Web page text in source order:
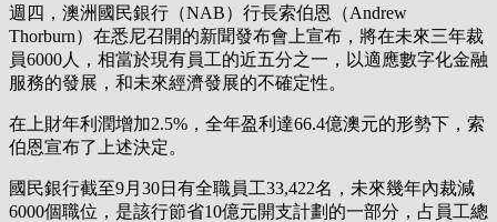
週四，澳洲國民銀行（NAB）行長索伯恩（Andrew
Thorburn）在悉尼召開的新聞發布會上宣布，將在未來三年裁
員6000人，相當於現有員工的近五分之一，以適應數字化金融
服務的發展，和未來經濟發展的不確定性。
在上財年利潤增加2.5%，全年盈利達66.4億澳元的形勢下，索
伯恩宣布了上述決定。
國民銀行截至9月30日有全職員工33,422名，未來幾年內裁減
6000個職位，是該行節省10億元開支計劃的一部分，占員工總